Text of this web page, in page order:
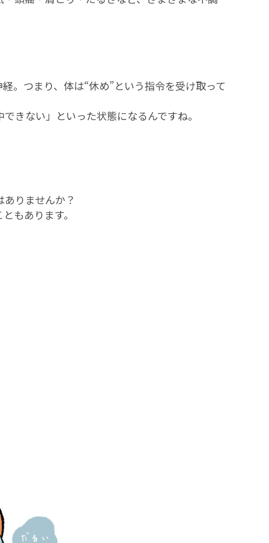
。つまり、体は“休め”という指令を受け取って
きない」といった状態になるんですね。
りませんか？
もあります。